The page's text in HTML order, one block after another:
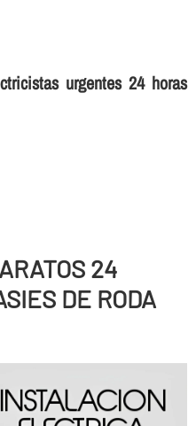
urgentes 24 horas
24
DE RODA